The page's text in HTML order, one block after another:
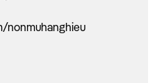
nonmuhanghieu